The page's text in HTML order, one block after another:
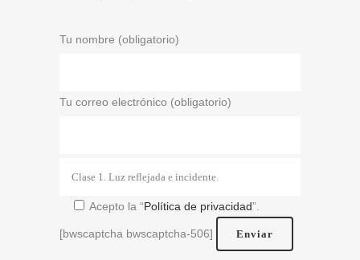
Tu nombre (obligatorio)
Tu correo electrónico (obligatorio)
Acepto la “Política de privacidad”.
[bwscaptcha bwscaptcha-506]